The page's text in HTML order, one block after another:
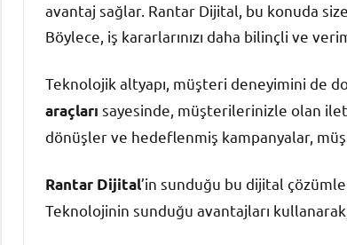
avantaj sağlar. Rantar Dijital, bu konuda
Böylece, iş kararlarınızı daha bilinçli ve
Teknolojik altyapı, müşteri deneyimini de
araçları sayesinde, müşterilerinizle olan
dönüşler ve hedeflenmiş kampanyalar,
Rantar Dijital’in sunduğu bu dijital
Teknolojinin sunduğu avantajları